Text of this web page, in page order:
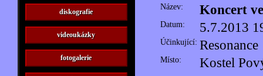
Název: Koncert
Datum: 5.7.2013
Účinkující: Resonance
Místo: Kostel
diskografie
videoukázky
fotogalerie